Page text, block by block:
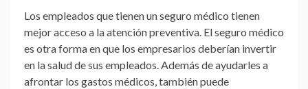
Los empleados que tienen un seguro médico tienen
mejor acceso a la atención preventiva. El seguro médico
es otra forma en que los empresarios deberían invertir
en la salud de sus empleados. Además de ayudarles a
afrontar los gastos médicos, también puede